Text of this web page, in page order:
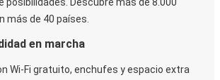
más de 40 países.
en marcha
Wi-Fi gratuito, enchufes y espacio extra